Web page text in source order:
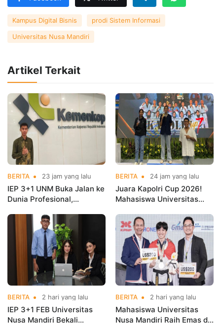
Kampus Digital Bisnis prodi Sistem Informasi
Universitas Nusa Mandiri
Artikel Terkait
BERITA 23 jam yang lalu
IEP 3+1 UNM Buka Jalan ke
Dunia Profesional,
Kementerian Koperasi
BERITA 24 jam yang lalu
Juara Kapolri Cup 2026!
Mahasiswa Universitas
Nama Kampus di Kejurnas
Taekwondo
BERITA 2 hari yang lalu
IEP 3+1 FEB Universitas
Nusa Mandiri Bekali
BERITA 2 hari yang lalu
Mahasiswa Universitas
Nusa Mandiri Raih Emas di